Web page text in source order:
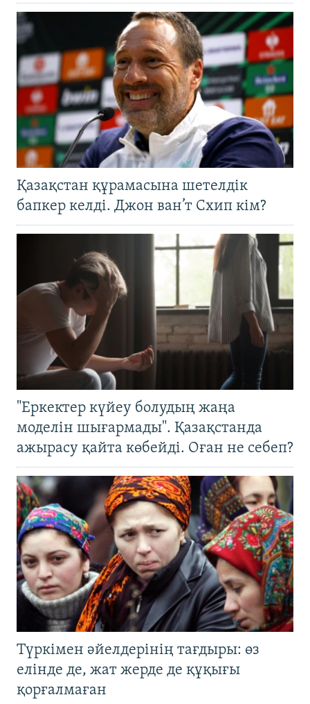
Қазақстан құрамасына шетелдік
бапкер келді. Джон ван’т Схип кім?
"Еркектер күйеу болудың жаңа
моделін шығармады". Қазақстанда
ажырасу қайта көбейді. Оған не себеп?
Түркімен әйелдерінің тағдыры: өз
елінде де, жат жерде де құқығы
қорғалмаған